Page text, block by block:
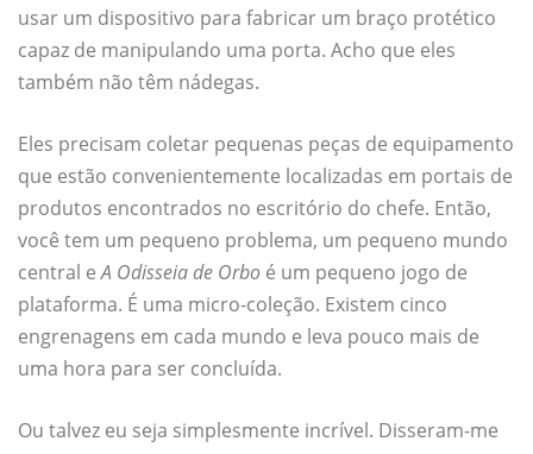
usar um dispositivo para fabricar um braço protético
capaz de manipulando uma porta. Acho que eles
também não têm nádegas.
Eles precisam coletar pequenas peças de equipamento
que estão convenientemente localizadas em portais de
produtos encontrados no escritório do chefe. Então,
você tem um pequeno problema, um pequeno mundo
central eA Odisseia de Orbo é um pequeno jogo de
plataforma. É uma micro-coleção. Existem cinco
engrenagens em cada mundo e leva pouco mais de
uma hora para ser concluída.
Ou talvez eu seja simplesmente incrível. Disseram-me